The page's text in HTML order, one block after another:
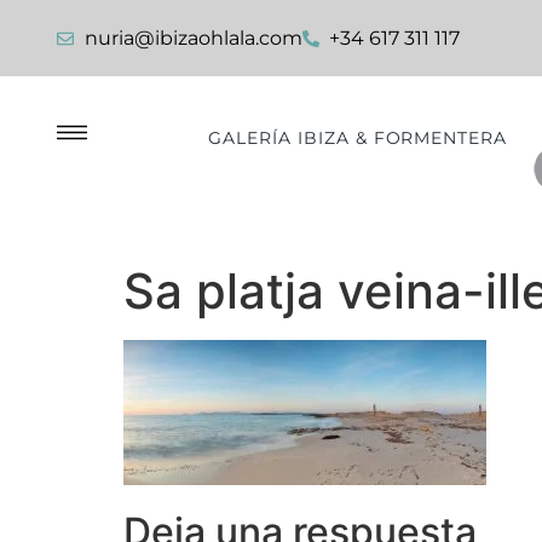
nuria@ibizaohlala.com +34 617 311 117
GALERÍA IBIZA & FORMENTERA
Sa platja veina-
Deja una respuesta